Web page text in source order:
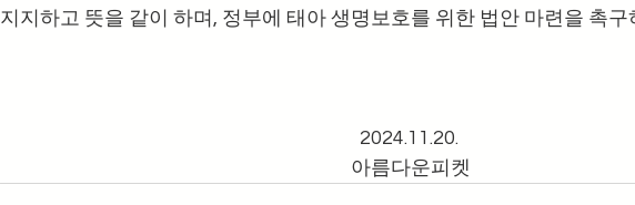
지지하고 뜻을 같이 하며, 정부에 태아 생명보호를 위한 법안 마련을 촉구
2024.11.20.
아름다운피켓